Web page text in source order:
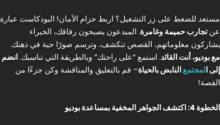
مستعد للضغط على زر التشغيل؟ اربط حزام الأمان! البودكاست عبارة
عنتجارب حميمة وغامرة. المبدعون يصبحون رفاقك، الخبراء
يشاركون معلوماتهم، القصص تنكشف، وترسم صورًا حية في ذهنك.
مع بوديو، أنت القائد. استمع “على راحتك” وبالطريقة التي تناسبك.انضم
إلى المجتمعالنابض بالحياة– قم بالتعليق والمناقشة وكن جزءًا من
القصة!
الخطوة 4: اكتشف الجواهر المخفية بمساعدة بوديو